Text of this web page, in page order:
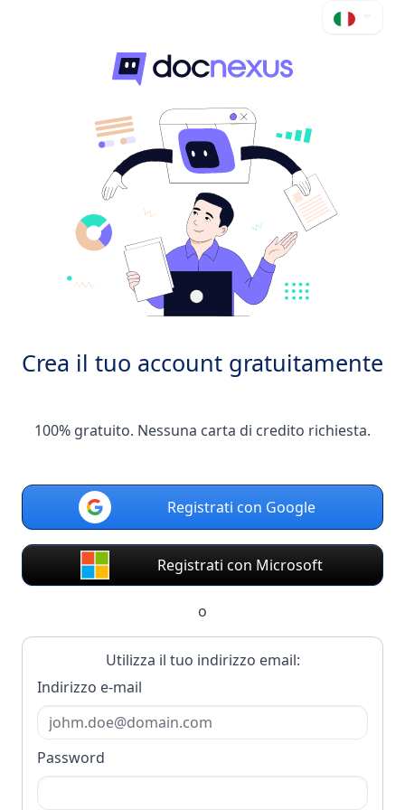
Crea il tuo account gratuitamente
100% gratuito. Nessuna carta di credito richiesta.
Registrati con Google
Registrati con Microsoft
o
Utilizza il tuo indirizzo email:
Indirizzo e-mail
Password